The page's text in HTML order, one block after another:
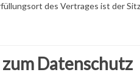
des Vertrages ist der
Datenschutz